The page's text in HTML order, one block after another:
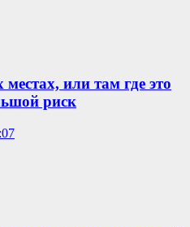
или там где это
риск